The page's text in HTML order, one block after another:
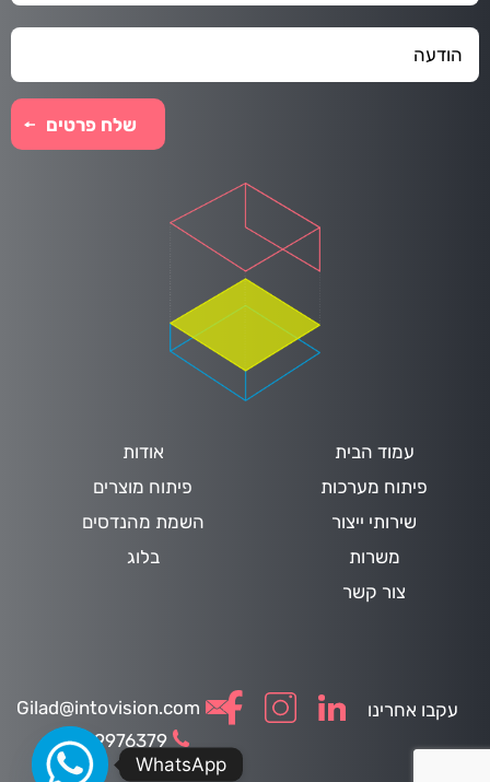
עמוד הבית
אודות
פיתוח מערכות
פיתוח מוצרים
שירותי ייצור
השמת מהנדסים
משרות
בלוג
צור קשר
עקבו אחרינו
Gilad@intovision.com
077-9976379
077-9976379
Gilad@intovision.com
WhatsApp